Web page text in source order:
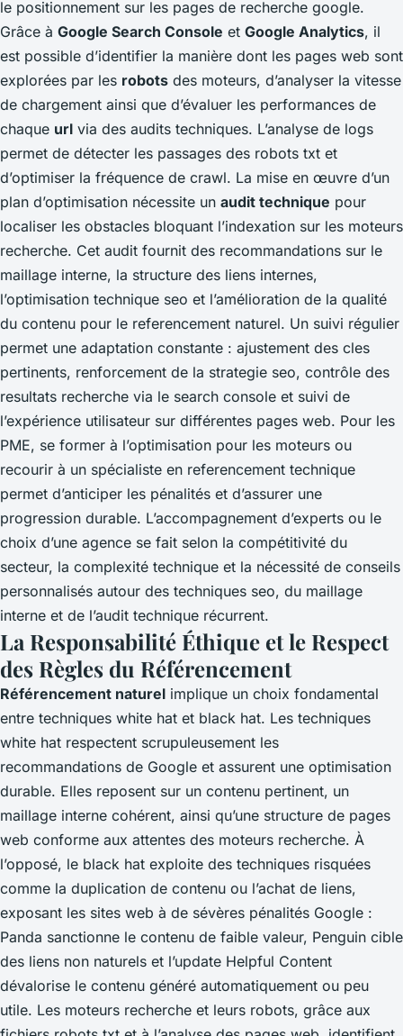
le positionnement sur les pages de recherche google.
Grâce à Google Search Console et Google Analytics, il
est possible d’identifier la manière dont les pages web sont
explorées par les robots des moteurs, d’analyser la vitesse
de chargement ainsi que d’évaluer les performances de
chaque url via des audits techniques. L’analyse de logs
permet de détecter les passages des robots txt et
d’optimiser la fréquence de crawl. La mise en œuvre d’un
plan d’optimisation nécessite un audit technique pour
localiser les obstacles bloquant l’indexation sur les moteurs
recherche. Cet audit fournit des recommandations sur le
maillage interne, la structure des liens internes,
l’optimisation technique seo et l’amélioration de la qualité
du contenu pour le referencement naturel. Un suivi régulier
permet une adaptation constante : ajustement des cles
pertinents, renforcement de la strategie seo, contrôle des
resultats recherche via le search console et suivi de
l’expérience utilisateur sur différentes pages web. Pour les
PME, se former à l’optimisation pour les moteurs ou
recourir à un spécialiste en referencement technique
permet d’anticiper les pénalités et d’assurer une
progression durable. L’accompagnement d’experts ou le
choix d’une agence se fait selon la compétitivité du
secteur, la complexité technique et la nécessité de conseils
personnalisés autour des techniques seo, du maillage
interne et de l’audit technique récurrent.
La Responsabilité Éthique et le Respect
des Règles du Référencement
Référencement naturel implique un choix fondamental
entre techniques white hat et black hat. Les techniques
white hat respectent scrupuleusement les
recommandations de Google et assurent une optimisation
durable. Elles reposent sur un contenu pertinent, un
maillage interne cohérent, ainsi qu’une structure de pages
web conforme aux attentes des moteurs recherche. À
l’opposé, le black hat exploite des techniques risquées
comme la duplication de contenu ou l’achat de liens,
exposant les sites web à de sévères pénalités Google :
Panda sanctionne le contenu de faible valeur, Penguin cible
des liens non naturels et l’update Helpful Content
dévalorise le contenu généré automatiquement ou peu
utile. Les moteurs recherche et leurs robots, grâce aux